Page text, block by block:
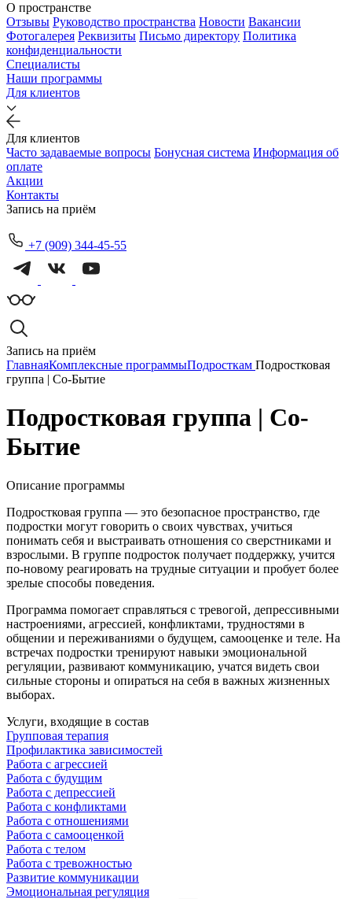
О пространстве
Отзывы Руководство пространства Новости Вакансии
Фотогалерея Реквизиты Письмо директору Политика
конфиденциальности
Специалисты
Наши программы
Для клиентов
Для клиентов
Часто задаваемые вопросы Бонусная система Информация об
оплате
Акции
Контакты
Запись на приём
+7 (909) 344-45-55
Запись на приём
ГлавнаяКомплексные программыПодросткам Подростковая
группа | Со-Бытие
Подростковая группа | Со-
Бытие
Описание программы
Подростковая группа — это безопасное пространство, где
подростки могут говорить о своих чувствах, учиться
понимать себя и выстраивать отношения со сверстниками и
взрослыми. В группе подросток получает поддержку, учится
по‑новому реагировать на трудные ситуации и пробует более
зрелые способы поведения.
Программа помогает справляться с тревогой, депрессивными
настроениями, агрессией, конфликтами, трудностями в
общении и переживаниями о будущем, самооценке и теле. На
встречах подростки тренируют навыки эмоциональной
регуляции, развивают коммуникацию, учатся видеть свои
сильные стороны и опираться на себя в важных жизненных
выборах.
Услуги, входящие в состав
Групповая терапия
Профилактика зависимостей
Работа с агрессией
Работа с будущим
Работа с депрессией
Работа с конфликтами
Работа с отношениями
Работа с самооценкой
Работа с телом
Работа с тревожностью
Развитие коммуникации
Эмоциональная регуляция